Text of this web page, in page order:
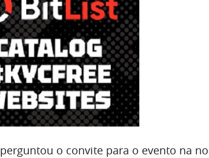
perguntou o convite para o evento na